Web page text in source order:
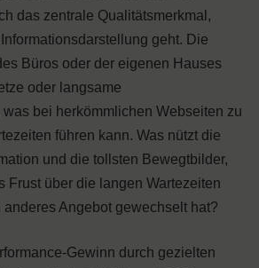
das zentrale Qualitätsmerkmal,
geht. Die
Büros oder der eigenen Hauses
oder langsame
bei herkömmlichen Webseiten zu
führen kann. Was nützt die
und die tollsten Bewegtbilder,
Frust über die langen Wartezeiten
Angebot gewechselt hat?
Gewinn durch gezielten